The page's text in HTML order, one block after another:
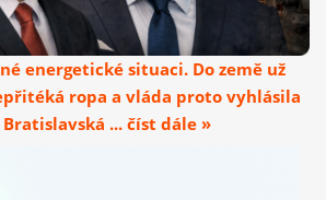
energetické situaci. Do země už
ropa a vláda proto vyhlásila
... číst dále »